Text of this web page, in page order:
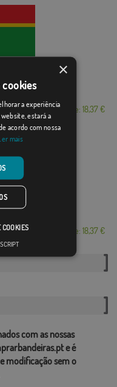
Desde: 18,37 €
Desde: 18,37 €
com as nossas
e é
modificação sem o
×
cookies
a experiência
estará a
acordo com nossa
mais